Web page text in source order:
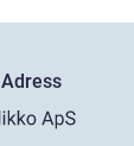
Adress